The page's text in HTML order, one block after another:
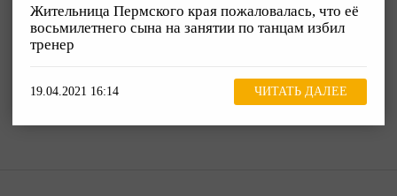
Жительница Пермского края пожаловалась, что её
восьмилетнего сына на занятии по танцам избил
тренер
19.04.2021 16:14 ЧИТАТЬ ДАЛЕЕ